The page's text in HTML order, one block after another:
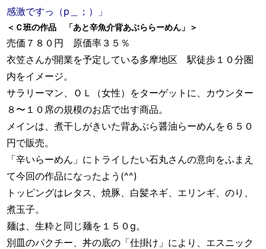
感激ですっ（p＿；）」
＜Ｃ班の作品 「あと辛魚介背あぶららーめん」＞
売価７８０円 原価率３５％
衣笠さんが開業を予定している多摩地区 駅徒歩１０分圏
内をイメージ。
サラリーマン、ＯＬ（女性）をターゲットに、カウンター
８〜１０席の規模のお店で出す商品。
メインは、煮干しがきいた背あぶら醤油らーめんを６５０
円で販売。
「辛いらーめん」にトライしたい石丸さんの意向をふまえ
て今回の作品になったよう(^^)
トッピングはレタス、焼豚、白髪ネギ、エリンギ、のり、
煮玉子。
麺は、生粋と同じ麺を１５０g。
別皿のパクチー、丼の底の「仕掛け」により、エスニック